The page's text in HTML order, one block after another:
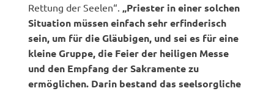
Rettung der Seelen“. „Priester in einer solchen
Situation müssen einfach sehr erfinderisch
sein, um für die Gläubigen, und sei es für eine
kleine Gruppe, die Feier der heiligen Messe
und den Empfang der Sakramente zu
ermöglichen. Darin bestand das seelsorgliche